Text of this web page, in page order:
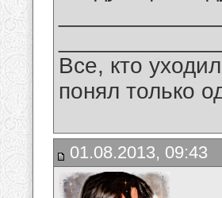
Все, кто
понял только
01.08.2013, 09:43